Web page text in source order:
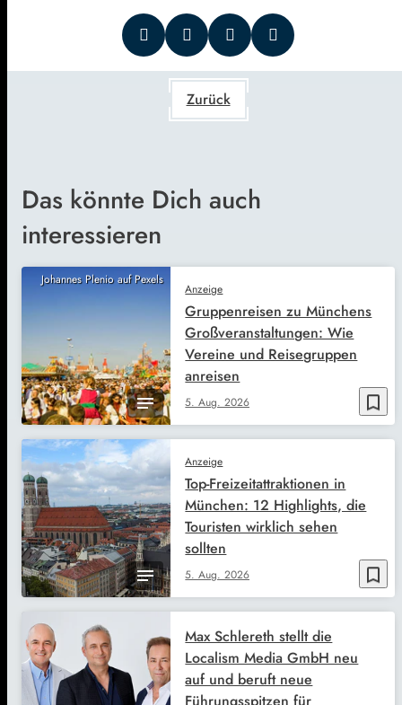
Zurück
Das könnte Dich auch
interessieren
Johannes Plenio auf Pexels
bookmark_border
Anzeige
5. Aug. 2026
Gruppenreisen zu Münchens
Großveranstaltungen: Wie
Vereine und Reisegruppen
anreisen
bookmark_border
Anzeige
5. Aug. 2026
Top-Freizeitattraktionen in
München: 12 Highlights, die
Touristen wirklich sehen
sollten
Max Schlereth stellt die
Localism Media GmbH neu
auf und beruft neue
Führungsspitzen für